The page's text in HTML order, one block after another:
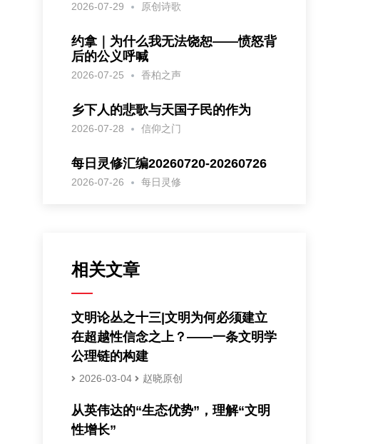
2026-07-29 原创诗歌
约拿｜为什么我无法饶恕——愤怒背
后的公义呼喊
2026-07-25 香柏之声
乡下人的悲歌与天国子民的作为
2026-07-28 信仰之门
每日灵修汇编20260720-20260726
2026-07-26 每日灵修
相关文章
文明论丛之十三|文明为何必须建立
在超越性信念之上？——一条文明学
公理链的构建
2026-03-04 赵晓原创
从英伟达的“生态优势”，理解“文明
性增长”